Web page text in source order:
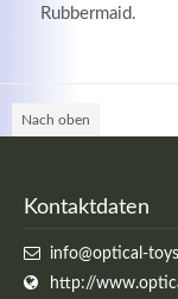
Rubbermaid.
Nach oben
Kontaktdaten
info@optical-
http://